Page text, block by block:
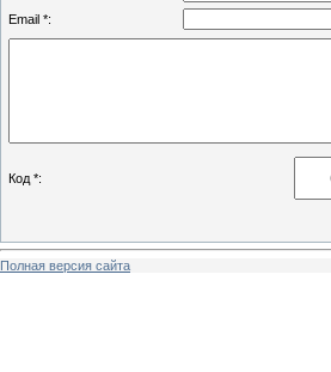
Email *:
Код *:
Полная версия сайта